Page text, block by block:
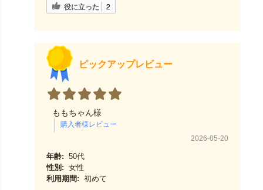
役に立った 2
ピックアップレビュー
ももちゃん様
2026-05-20
年齢: 50代
性別: 女性
利用期間: 初めて